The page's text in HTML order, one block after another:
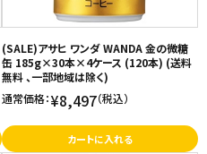
(SALE)アサヒ ワンダ WANDA 金の微糖
缶 185g×30本×4ケース (120本) (送料
無料 、一部地域は除く)
通常価格：¥8,497（税込）
カートに入れる